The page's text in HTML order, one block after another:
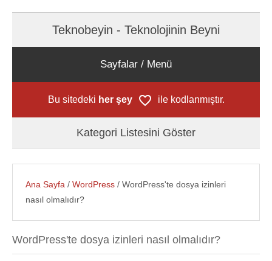
Teknobeyin - Teknolojinin Beyni
Sayfalar / Menü
Bu sitedeki her şey ile kodlanmıştır.
Kategori Listesini Göster
Ana Sayfa /WordPress / WordPress'te dosya izinleri
nasıl olmalıdır?
WordPress'te dosya izinleri nasıl olmalıdır?